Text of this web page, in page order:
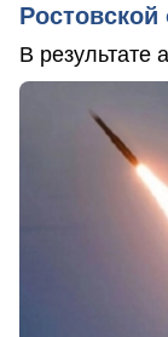
Ростовской
В результате